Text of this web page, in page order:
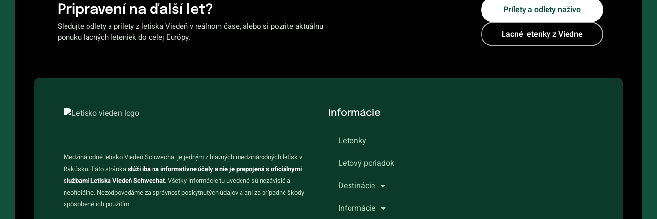
Pripravení na ďalší let?
Sledujte odlety a prílety z letiska Viedeň v reálnom čase, alebo si pozrite aktuálnu
ponuku lacných leteniek do celej Európy.
Prílety a odlety naživo
Lacné letenky z Viedne
Medzinárodné letisko Viedeň Schwechat je jedným z hlavných medzinárodných letísk v
Rakúsku. Táto stránkaslúži iba na informatívne účely a nie je prepojená s oficiálnymi
službami Letiska Viedeň Schwechat. Všetky informácie tu uvedené sú nezávislé a
neoficiálne. Nezodpovedáme za správnosť poskytnutých údajov a ani za prípadné škody
spôsobené ich použitím.
Informácie
Letenky
Letový poriadok
Destinácie
Informácie